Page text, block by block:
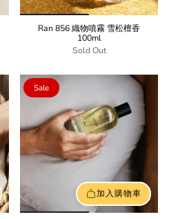
Ran 856 織物噴霧 雪松檀香
100ml
Sold Out
Sale
加入購物車